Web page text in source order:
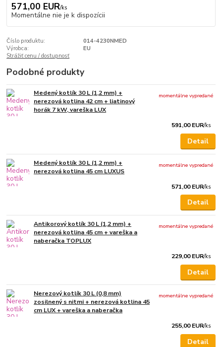
571,00 EUR/ks
Momentálne nie je k dispozícii
Číslo produktu:
014-4230NMED
Výrobca:
EU
Strážiť cenu / dostupnosť
Podobné produkty
Medený kotlík 30 L (1,2 mm) +
nerezová kotlina 42 cm + liatinový
horák 7 kW, vareška LUX
591,00 EUR/ks
momentálne vypredané
Detail
Medený kotlík 30 L (1,2 mm) +
nerezová kotlina 45 cm LUXUS
571,00 EUR/ks
momentálne vypredané
Detail
Antikorový kotlík 30 L (1,2 mm) +
nerezová kotlina 45 cm + vareška a
naberačka TOPLUX
229,00 EUR/ks
momentálne vypredané
Detail
Nerezový kotlík 30 L (0,8 mm)
zosilnený s nitmi + nerezová kotlina 45
cm LUX + vareška a naberačka
255,00 EUR/ks
momentálne vypredané
Detail